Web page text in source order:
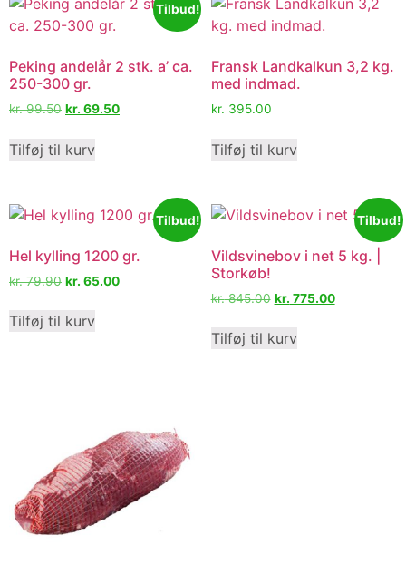
Tilbud!
Peking andelår 2 stk. a’ ca.
250-300 gr.
kr.99.50 kr. 69.50
Tilføj til kurv
Fransk Landkalkun 3,2 kg.
med indmad.
kr. 395.00
Tilføj til kurv
Tilbud!
Hel kylling 1200 gr.
kr.79.90 kr. 65.00
Tilføj til kurv
Tilbud!
Vildsvinebov i net 5 kg. |
Storkøb!
kr.845.00 kr. 775.00
Tilføj til kurv